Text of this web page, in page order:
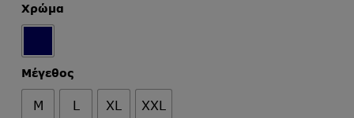
Χρώμα
Μέγεθος
M L XL XXL